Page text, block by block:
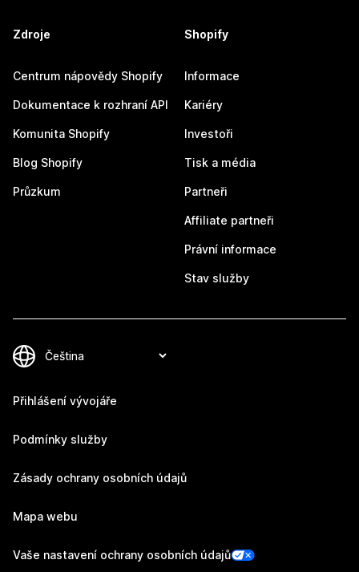
Zdroje
Centrum nápovědy Shopify
Dokumentace k rozhraní API
Komunita Shopify
Blog Shopify
Průzkum
Shopify
Informace
Kariéry
Investoři
Tisk a média
Partneři
Affiliate partneři
Právní informace
Stav služby
Přihlášení vývojáře
Podmínky služby
Zásady ochrany osobních údajů
Mapa webu
Vaše nastavení ochrany osobních údajů